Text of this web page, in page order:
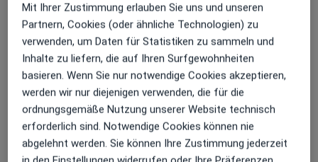
Laura Antonia Mayer
Zahnärztin· Mehr
10 Bewertungen
Adresse 1 Adresse 2
Rosa-Luxemburg-Str. 18, Leipzig •Zu Google Maps
Mit Ihrer Zustimmung erlauben Sie uns und unseren
Partnern, Cookies (oder ähnliche Technologien) zu
verwenden, um Daten für Statistiken zu sammeln und
Inhalte zu liefern, die auf Ihren Surfgewohnheiten
basieren. Wenn Sie nur notwendige Cookies akzeptieren,
werden wir nur diejenigen verwenden, die für die
ordnungsgemäße Nutzung unserer Website technisch
erforderlich sind. Notwendige Cookies können nie
abgelehnt werden. Sie können Ihre Zustimmung jederzeit